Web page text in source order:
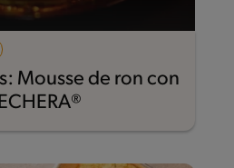
Mousse de ron con